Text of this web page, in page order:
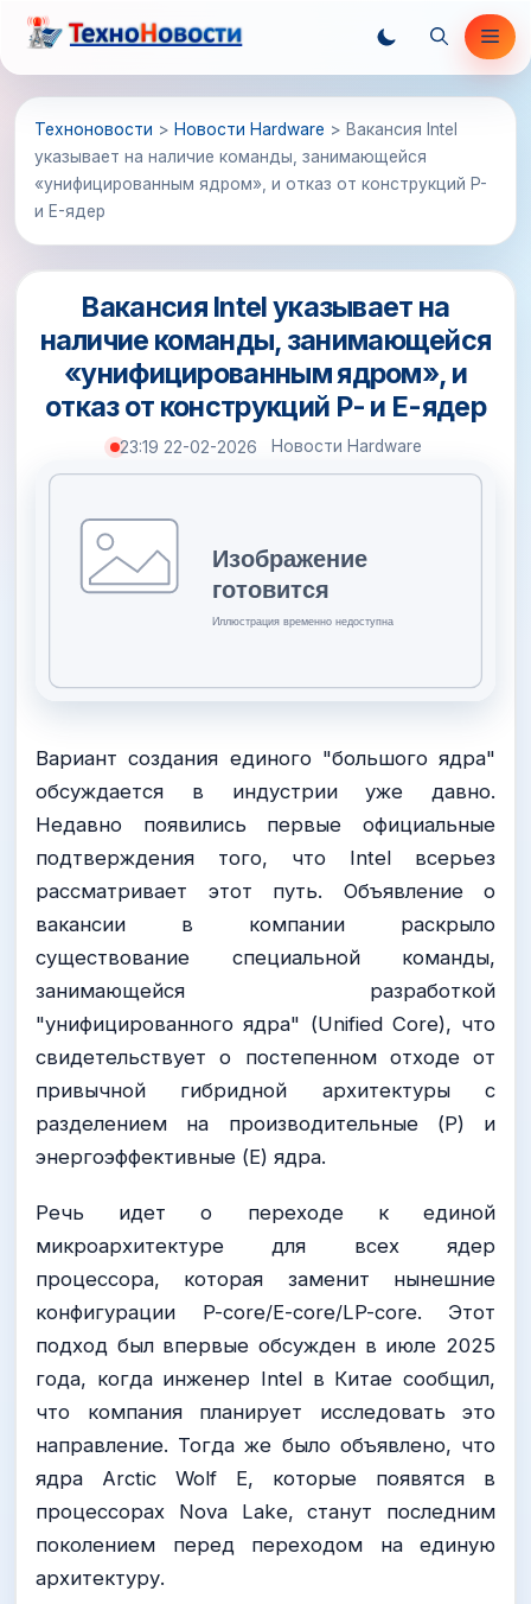
Перейти
содержимому
Техноновости > Новости Hardware > Вакансия Intel
указывает на наличие команды, занимающейся
«унифицированным ядром», и отказ от конструкций P-
и E-ядер
Вакансия Intel указывает на
наличие команды, занимающейся
«унифицированным ядром», и
отказ от конструкций P- и E-ядер
23:19 22-02-2026 Новости Hardware
Вариант создания единого "большого ядра"
обсуждается в индустрии уже давно.
Недавно появились первые официальные
подтверждения того, что Intel всерьез
рассматривает этот путь. Объявление о
вакансии в компании раскрыло
существование специальной команды,
занимающейся разработкой
"унифицированного ядра" (Unified Core), что
свидетельствует о постепенном отходе от
привычной гибридной архитектуры с
разделением на производительные (P) и
энергоэффективные (E) ядра.
Речь идет о переходе к единой
микроархитектуре для всех ядер
процессора, которая заменит нынешние
конфигурации P-core/E-core/LP-core. Этот
подход был впервые обсужден в июле 2025
года, когда инженер Intel в Китае сообщил,
что компания планирует исследовать это
направление. Тогда же было объявлено, что
ядра Arctic Wolf E, которые появятся в
процессорах Nova Lake, станут последним
поколением перед переходом на единую
архитектуру.